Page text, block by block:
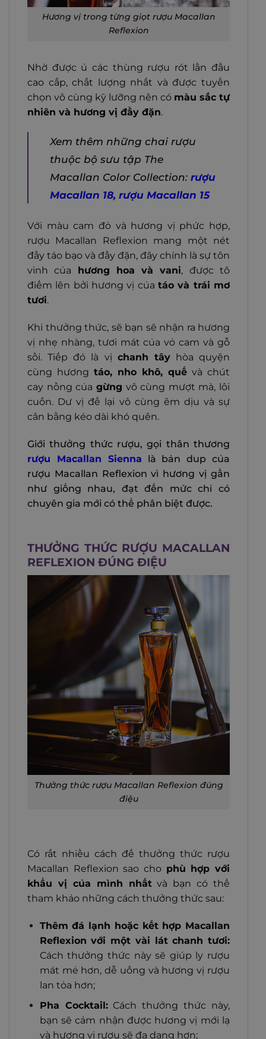
Hương vị trong từng giọt rượu Macallan
Reflexion
Nhờ được ủ các thùng rượu rót lần đầu
cao cấp, chất lượng nhất và được tuyển
chọn vô cùng kỹ lưỡng nên có màu sắc tự
nhiên và hương vị đầy đặn.
Xem thêm những chai rượu
thuộc bộ sưu tập The
Macallan Color Collection: rượu
Macallan 18, rượu Macallan 15
Với màu cam đỏ và hương vị phức hợp,
rượu Macallan Reflexion mang một nét
đầy táo bạo và đầy đặn, đây chính là sự tôn
vinh của hương hoa và vani, được tô
điểm lên bởi hương vị của táo và trái mơ
tươi.
Khi thưởng thức, sẽ bạn sẽ nhận ra hương
vị nhẹ nhàng, tươi mát của vỏ cam và gỗ
sồi. Tiếp đó là vị chanh tâyhòa quyện
cùng hương táo, nho khô, quế và chút
cay nồng của gừng vô cùng mượt mà, lôi
cuốn. Dư vị để lại vô cùng êm dịu và sự
cân bằng kéo dài khó quên.
Giới thưởng thức rượu, gọi thân thương
rượu Macallan Sienna là bản dup của
rượu Macallan Reflexion vì hương vị gần
như giống nhau, đạt đến mức chỉ có
chuyên gia mới có thể phân biệt được.
THƯỞNG THỨC RƯỢU MACALLAN
REFLEXION ĐÚNG ĐIỆU
Thưởng thức rượu Macallan Reflexion đúng
điệu
Có rất nhiều cách để thưởng thức rượu
Macallan Reflexion sao cho phù hợp với
khẩu vị của mình nhấtvà bạn có thể
tham khảo những cách thưởng thức sau:
Thêm đá lạnh hoặc kết hợp Macallan
Reflexion với một vài lát chanh tươi:
Cách thưởng thức này sẽ giúp ly rượu
mát mẻ hơn, dễ uống và hương vị rượu
lan tỏa hơn;
Pha Cocktail:Cách thưởng thức này,
bạn sẽ cảm nhận được hương vị mới lạ
và hương vị rượu sẽ đa dạng hơn;